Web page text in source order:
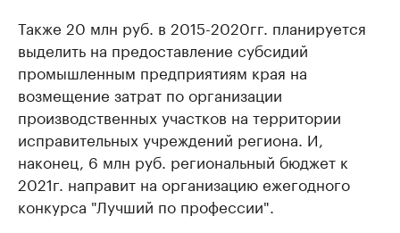
Также 20 млн руб. в 2015-2020гг. планируется
выделить на предоставление субсидий
промышленным предприятиям края на
возмещение затрат по организации
производственных участков на территории
исправительных учреждений региона. И,
наконец, 6 млн руб. региональный бюджет к
2021г. направит на организацию ежегодного
конкурса "Лучший по профессии".